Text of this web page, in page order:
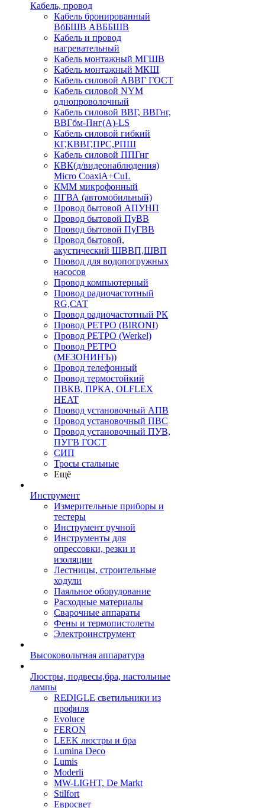
Кабель, провод
Кабель бронированный
ВбБШВ АВББШВ
Кабель и провод
нагревательный
Кабель монтажный МГШВ
Кабель монтажный МКШ
Кабель силовой АВВГ ГОСТ
Кабель силовой NYM
однопроволочный
Кабель силовой ВВГ, ВВГнг,
ВВГбм-Пнг(А)-LS
Кабель силовой гибкий
КГ,КВВГ,ПРС,РПШ
Кабель силовой ППГнг
КВК(д/видеонаблюдения)
Micro CoaxiA+CuL
КММ микрофонный
ПГВА (автомобильный)
Провод бытовой АПУНП
Провод бытовой ПуВВ
Провод бытовой ПуГВВ
Провод бытовой,
акустический ШВВП,ШВП
Провод для водопогружных
насосов
Провод компьютерный
Провод радиочастотный
RG,САТ
Провод радиочастотный РК
Провод РЕТРО (BIRONI)
Провод РЕТРО (Werkel)
Провод РЕТРО
(МЕЗОНИНЪ))
Провод телефонный
Провод термостойкий
ПВКВ, ПРКА, OLFLEX
HEAT
Провод установочный АПВ
Провод установочный ПВС
Провод установочный ПУВ,
ПУГВ ГОСТ
СИП
Тросы стальные
Ещё
Инструмент
Измерительные приборы и
тестеры
Инструмент ручной
Инструменты для
опрессовки, резки и
изоляции
Лестницы, строительные
ходули
Паяльное оборудование
Расходные материалы
Сварочные аппараты
Фены и термопистолеты
Электроинструмент
Высоковольтная аппаратура
Люстры, подвесы,бра, настольные
лампы
REDIGLE светильники из
профиля
Evoluce
FERON
LEEK люстры и бра
Lumina Deco
Lumis
Moderli
MW-LIGHT, De Markt
Stilfort
Евросвет